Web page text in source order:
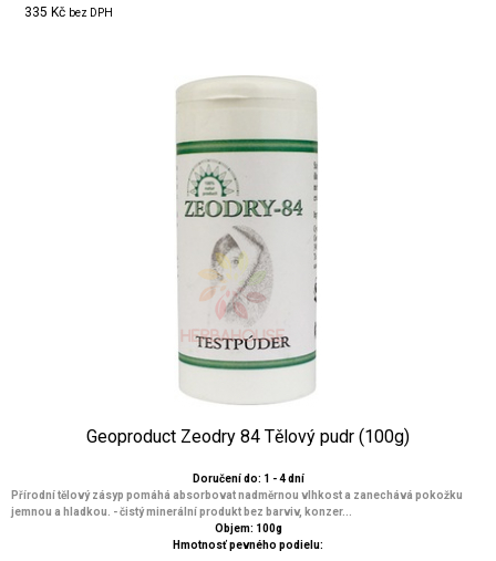
335 Kč bez DPH
Geoproduct Zeodry 84 Tělový pudr (100g)
Doručení do: 1 - 4 dní
Přírodní tělový zásyp pomáhá absorbovat nadměrnou vlhkost a zanechává pokožku
jemnou a hladkou. - čistý minerální produkt bez barviv, konzer...
Objem: 100g
Hmotnosť pevného podielu: